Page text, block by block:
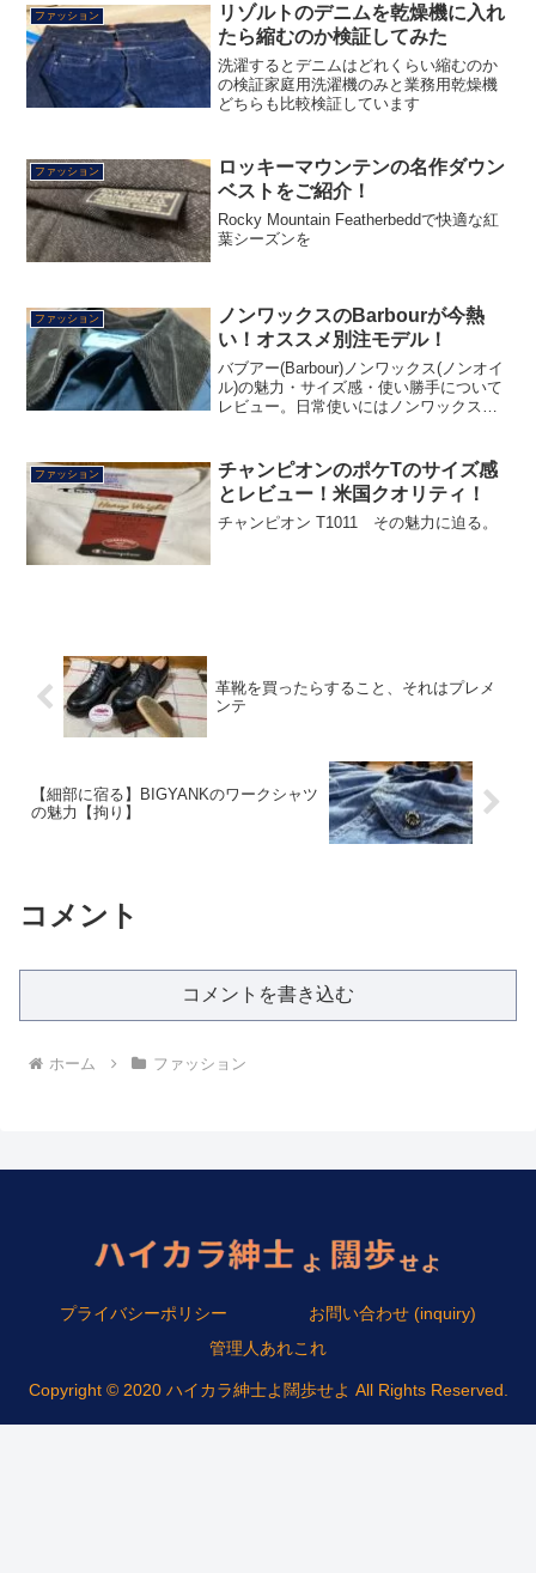
ファッション
リゾルトのデニムを乾燥機に入れ
たら縮むのか検証してみた
洗濯するとデニムはどれくらい縮むのか
の検証家庭用洗濯機のみと業務用乾燥機
どちらも比較検証しています
ファッション
ロッキーマウンテンの名作ダウン
ベストをご紹介！
Rocky Mountain Featherbeddで快適な紅
葉シーズンを
ファッション
ノンワックスのBarbourが今熱
い！オススメ別注モデル！
バブアー(Barbour)ノンワックス(ノンオイ
ル)の魅力・サイズ感・使い勝手について
レビュー。日常使いにはノンワックスが
ファッション
チャンピオンのポケTのサイズ感
とレビュー！米国クオリティ！
チャンピオン T1011 その魅力に迫る。
革靴を買ったらすること、それはプレメ
ンテ
【細部に宿る】BIGYANKのワークシャツ
の魅力【拘り】
コメント
コメントを書き込む
ホーム ファッション
プライバシーポリシー
お問い合わせ (inquiry)
管理人あれこれ
Copyright © 2020 ハイカラ紳士よ闊歩せよ All Rights Reserved.